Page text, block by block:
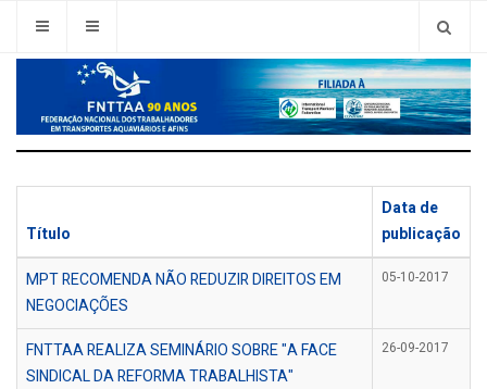
Título
Data de
publicação
MPT RECOMENDA NÃO REDUZIR DIREITOS EM
NEGOCIAÇÕES
05-10-2017
FNTTAA REALIZA SEMINÁRIO SOBRE "A FACE
SINDICAL DA REFORMA TRABALHISTA"
26-09-2017